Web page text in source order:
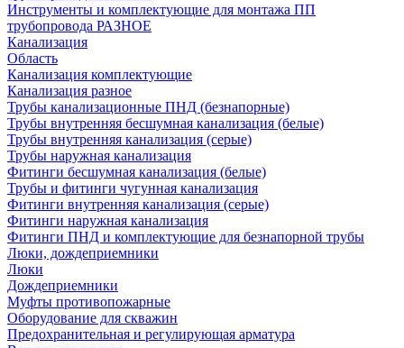
Инструменты и комплектующие для монтажа ПП
трубопровода РАЗНОЕ
Канализация
Область
Канализация комплектующие
Канализация разное
Трубы канализационные ПНД (безнапорные)
Трубы внутренняя бесшумная канализация (белые)
Трубы внутренняя канализация (серые)
Трубы наружная канализация
Фитинги бесшумная канализация (белые)
Трубы и фитинги чугунная канализация
Фитинги внутренняя канализация (серые)
Фитинги наружная канализация
Фитинги ПНД и комплектующие для безнапорной трубы
Люки, дождеприемники
Люки
Дождеприемники
Муфты противопожарные
Оборудование для скважин
Предохранительная и регулирующая арматура